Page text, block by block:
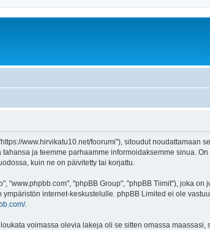
www.hirvikatu10.net/foorumi"), sitoudut noudattamaan
ja teemme parhaamme informoidaksemme sinua.
kuin ne on päivitetty tai korjattu.
"www.phpbb.com", "phpBB Group", "phpBB Tiimit"), joka on
ympäristön internet-keskustelulle. phpBB Limited ei ole
.
voimassa olevia lakeja oli se sitten omassa maassasi,